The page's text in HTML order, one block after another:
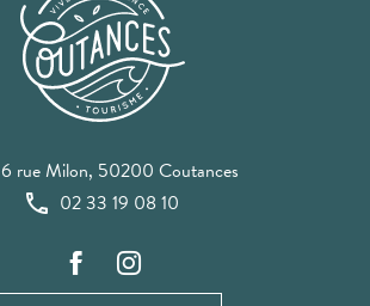
6 rue Milon, 50200 Coutances
02 33 19 08 10